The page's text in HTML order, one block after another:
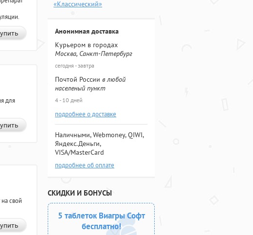
для
свой
«Классический»
Анонимная доставка
Курьером в городах
Москва, Санкт-Петербург
сегодня - завтра
Почтой России в любой
населеный пункт
4 - 10 дней
подробнее о доставке
Наличными, Webmoney, QIWI,
Яндекс.Деньги,
VISA/MasterCard
подробнее об оплате
СКИДКИ И БОНУСЫ
5 таблеток Виагры Софт
бесплатно!